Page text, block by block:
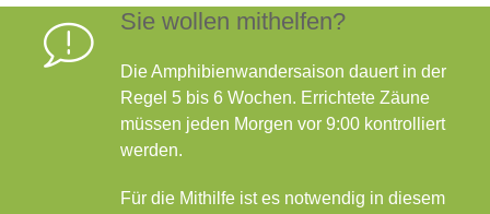
Sie wollen mithelfen?
Die Amphibienwandersaison dauert in der
Regel 5 bis 6 Wochen. Errichtete Zäune
müssen jeden Morgen vor 9:00 kontrolliert
werden.
Für die Mithilfe ist es notwendig in diesem